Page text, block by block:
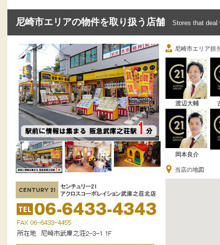
尼崎市エリアの物件を取り扱う店舗 Stores that deal
尼崎市エリア担
渡辺大輔
岡本良介
当店の地図